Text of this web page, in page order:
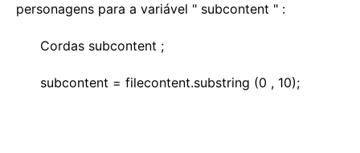
personagens para a variável " subcontent " :
Cordas subcontent ;
subcontent = filecontent.substring (0 , 10);